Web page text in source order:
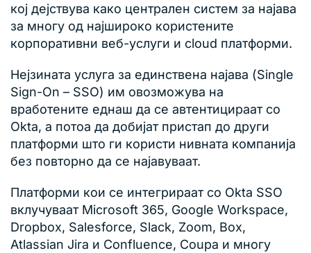
кој дејствува како централен систем за најава
за многу од најшироко користените
корпоративни веб-услуги и cloud платформи.
Нејзината услуга за единствена најава (Single
Sign-On – SSO) им овозможува на
вработените еднаш да се автентицираат со
Okta, а потоа да добијат пристап до други
платформи што ги користи нивната компанија
без повторно да се најавуваат.
Платформи кои се интегрираат со Okta SSO
вклучуваат Microsoft 365, Google Workspace,
Dropbox, Salesforce, Slack, Zoom, Box,
Atlassian Jira и Confluence, Coupa и многу